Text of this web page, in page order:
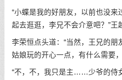
“小蝶是我的好朋友，以前也没来
起去逛逛，李兄不会介意吧？”王
李荣恒点头道：“当然，王兄的朋
姑娘玩的开心一点，有什么需要
“不，不，我只是主……少爷的侍